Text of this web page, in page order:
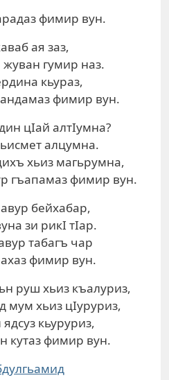
фимир вун.
ая заз,
гумир наз.
кьураз,
фимир вун.
цIай алтIумна?
алцумна.
хьиз магьрумна,
гъапамаз фимир вун.
бейхабар,
зи рикI тIар.
табагъ чар
фимир вун.
руш хьиз къалуриз,
мум хьиз цIуруриз,
кьуруриз,
кутаз фимир вун.